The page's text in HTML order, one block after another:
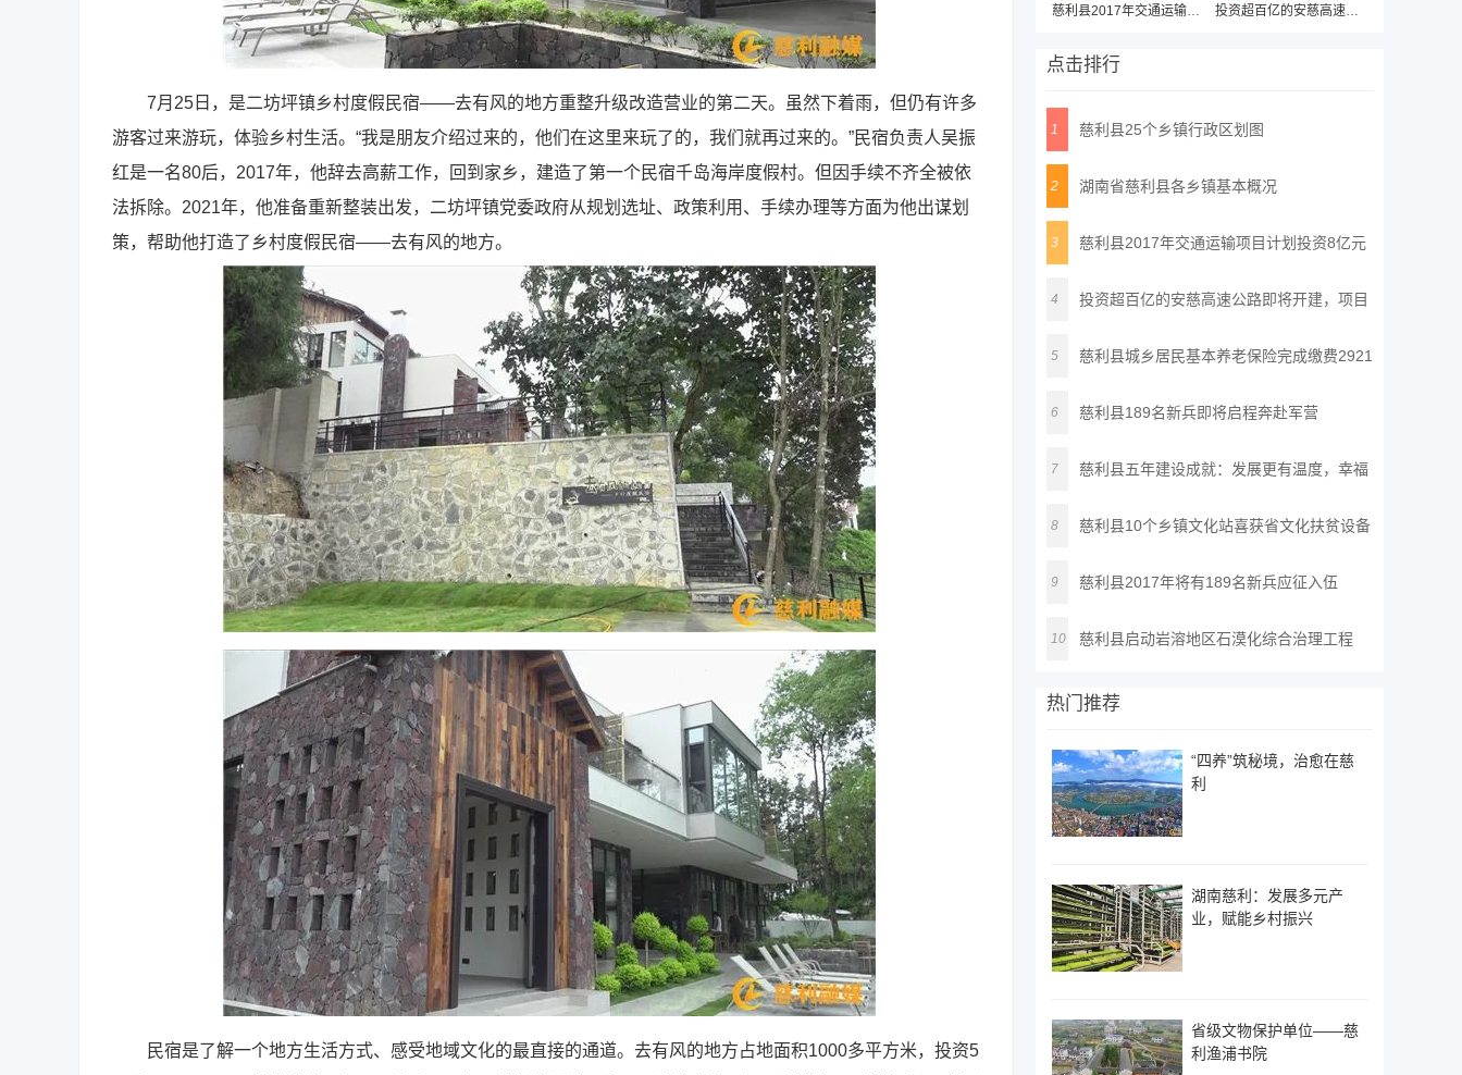
7月25日，是二坊坪镇乡村度假民宿——去有风的地方重整升级改造营业的第二天。虽然下着雨，但仍有许多
游客过来游玩，体验乡村生活。“我是朋友介绍过来的，他们在这里来玩了的，我们就再过来的。”民宿负责人吴振
红是一名80后，2017年，他辞去高薪工作，回到家乡，建造了第一个民宿千岛海岸度假村。但因手续不齐全被依
法拆除。2021年，他准备重新整装出发，二坊坪镇党委政府从规划选址、政策利用、手续办理等方面为他出谋划
策，帮助他打造了乡村度假民宿——去有风的地方。
民宿是了解一个地方生活方式、感受地域文化的最直接的通道。去有风的地方占地面积1000多平方米，投资5
慈利县2017年交通运输项目计划投资8亿元 投资超百亿的安慈高速公路即将开建，项目建
点击排行
1 慈利县25个乡镇行政区划图
2 湖南省慈利县各乡镇基本概况
3 慈利县2017年交通运输项目计划投资8亿元
4 投资超百亿的安慈高速公路即将开建，项目
5 慈利县城乡居民基本养老保险完成缴费2921
6 慈利县189名新兵即将启程奔赴军营
7 慈利县五年建设成就：发展更有温度，幸福
8 慈利县10个乡镇文化站喜获省文化扶贫设备
9 慈利县2017年将有189名新兵应征入伍
10 慈利县启动岩溶地区石漠化综合治理工程
热门推荐
“四养”筑秘境，治愈在慈
利
湖南慈利：发展多元产
业，赋能乡村振兴
省级文物保护单位——慈
利渔浦书院